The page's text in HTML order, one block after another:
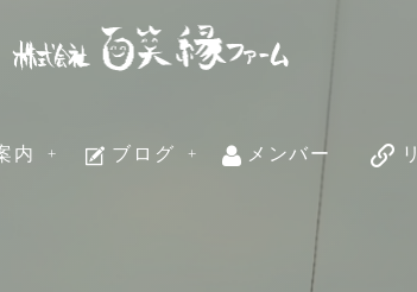
内 ブログ
blog メンバー
member